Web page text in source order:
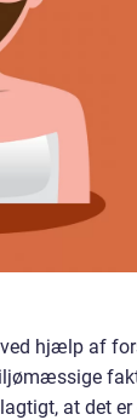
hjælp af
at det